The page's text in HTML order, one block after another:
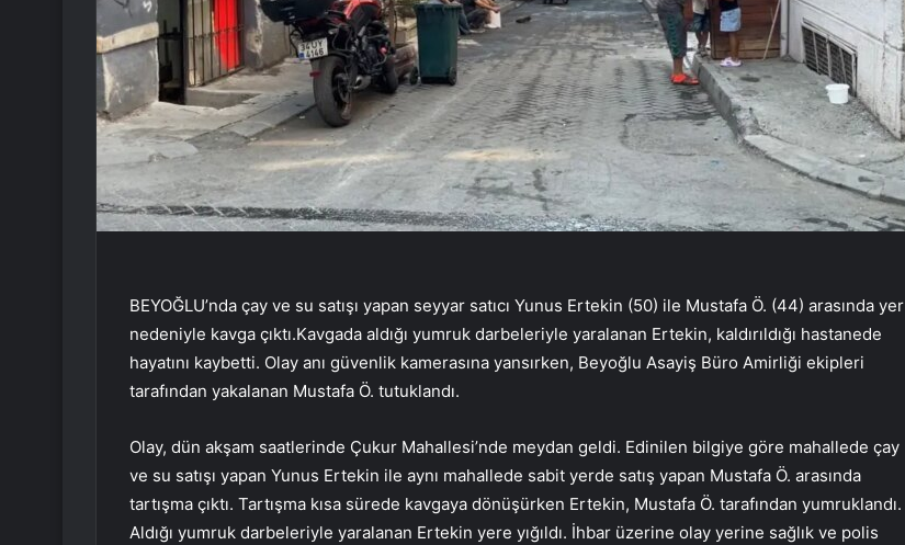
BEYOĞLU’nda çay ve su satışı yapan seyyar satıcı Yunus Ertekin (50) ile Mustafa Ö. (44) arasında yer
nedeniyle kavga çıktı.Kavgada aldığı yumruk darbeleriyle yaralanan Ertekin, kaldırıldığı hastanede
hayatını kaybetti. Olay anı güvenlik kamerasına yansırken, Beyoğlu Asayiş Büro Amirliği ekipleri
tarafından yakalanan Mustafa Ö. tutuklandı.
Olay, dün akşam saatlerinde Çukur Mahallesi’nde meydan geldi. Edinilen bilgiye göre mahallede çay
ve su satışı yapan Yunus Ertekin ile aynı mahallede sabit yerde satış yapan Mustafa Ö. arasında
tartışma çıktı. Tartışma kısa sürede kavgaya dönüşürken Ertekin, Mustafa Ö. tarafından yumruklandı.
Aldığı yumruk darbeleriyle yaralanan Ertekin yere yığıldı. İhbar üzerine olay yerine sağlık ve polis